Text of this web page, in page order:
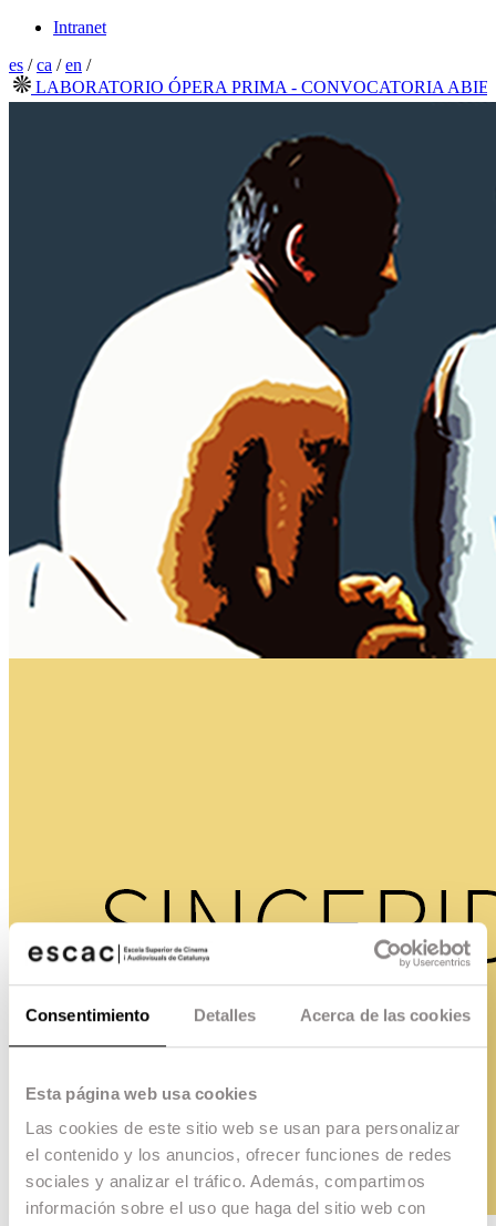
Consentimiento Detalles Acerca de las cookies
Esta página web usa cookies
Las cookies de este sitio web se usan para personalizar
el contenido y los anuncios, ofrecer funciones de redes
sociales y analizar el tráfico. Además, compartimos
información sobre el uso que haga del sitio web con
Intranet
es /ca /en /
LABORATORIO ÓPERA PRIMA - CONVOCATORIA